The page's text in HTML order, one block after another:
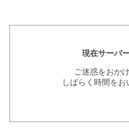
現在サーバ
ご迷惑をおか
しばらく時間を